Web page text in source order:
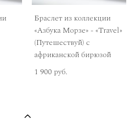
Браслет из коллекции
«Азбука Морзе» - «Travel»
(Путешествуй) с
африканской бирюзой
1 900 pуб.